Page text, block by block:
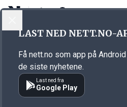
Annonsørinnhold
LAST NED NETT.NO-
Få nett.no som app på
de siste nyhetene.
Last ned fra
Google Play